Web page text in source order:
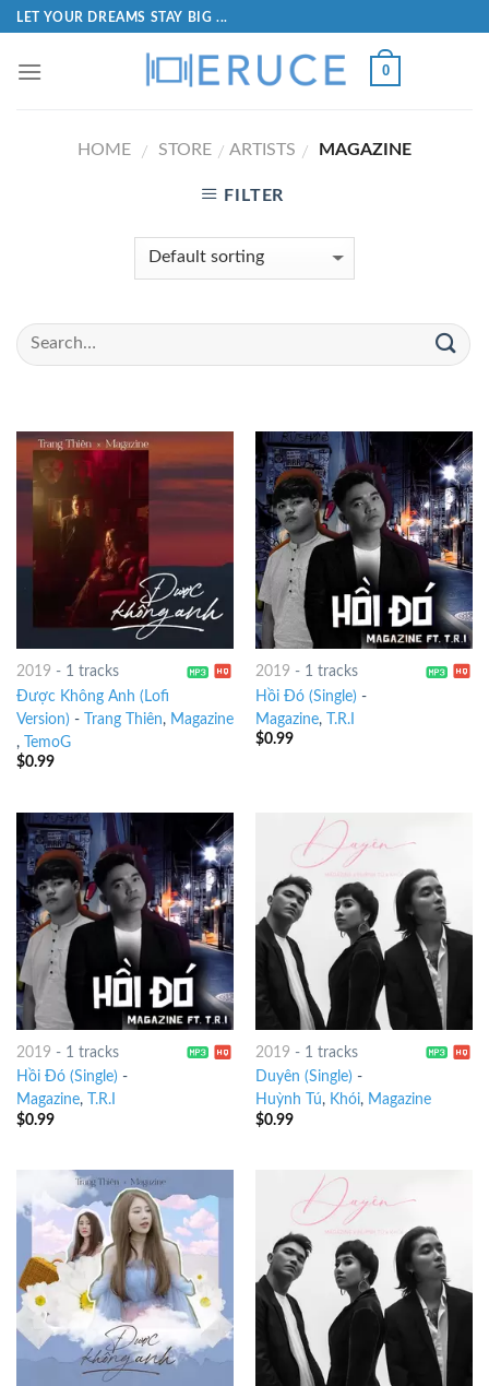
LET YOUR DREAMS STAY BIG ...
0
HOME / STORE / ARTISTS / MAGAZINE
FILTER
2019 - 1 tracks
Được Không Anh (Lofi
Version) - Trang Thiên, Magazine
,
TemoG
$0.99
2019 - 1 tracks
Hồi Đó (Single) -
Magazine,
T.R.I
$0.99
2019 - 1 tracks
Hồi Đó (Single) -
Magazine,
T.R.I
$0.99
2019 - 1 tracks
Duyên (Single) -
Huỳnh Tú, Khói, Magazine
$0.99